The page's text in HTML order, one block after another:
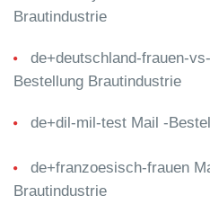
Brautindustrie
de+deutschland-frauen-
Bestellung Brautindustrie
de+dil-mil-test Mail -
de+franzoesisch-frauen
Brautindustrie